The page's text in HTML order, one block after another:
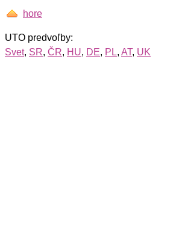
hore
UTO predvoľby:
Svet, SR, ČR, HU, DE, PL, AT, UK